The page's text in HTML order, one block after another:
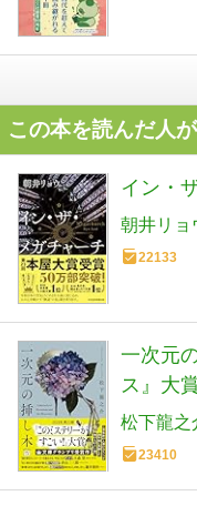
この本を読んだ人
イン・
朝井リョ
22133
一次元
ス』大
松下龍之
23410